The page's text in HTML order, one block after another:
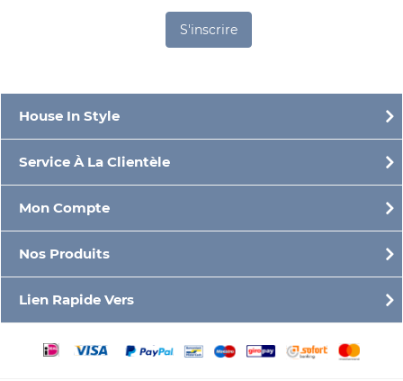
S'inscrire
House In Style
Service À La Clientèle
Mon Compte
Nos Produits
Lien Rapide Vers